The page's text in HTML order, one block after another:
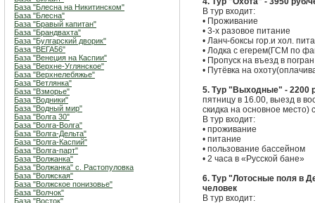
База "Блесна на Никитинском"
База "Блесна"
База "Бравый капитан"
База "Брандвахта"
База "Булгарский дворик"
База "ВЕГА56"
База "Венеция на Каспии"
База "Верхне-Углянское"
База "Верхнелебяжье"
База "Ветлянка"
База "Взморье"
База "Водники"
База "Водный мир"
База "Волга 30"
База "Волга-Волга"
База "Волга-Дельта"
База "Волга-Каспий"
База "Волга-парт"
База "Волжанка"
База "Волжанка" с. Растопуловка
База "Волжская"
База "Волжское понизовье"
База "Волчок"
База "Восток"
В тур входит:
• Проживание
• 3-х разовое питание
• Ланч-боксы гор.и хол.
• Лодка с егерем(ГСМ по
• Пропуск на въезд в
• Путёвка на
5. Тур "Выходные" - 2200
пятницу в 16.00, выезд в
скидка на основное место)
В тур входит:
• проживание
• питание
• пользование бассейном
• 2 часа в «Русской бане»
6. Тур "Лотосные поля в
человек
В тур входит: